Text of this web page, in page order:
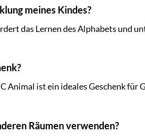
meines Kindes?
das Lernen des Alphabets und
Animal ist ein ideales Geschenk
Räumen verwenden?